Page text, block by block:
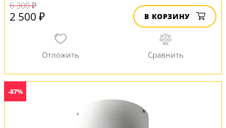
6 300 ₽
2 500 ₽ В КОРЗИНУ
-87%